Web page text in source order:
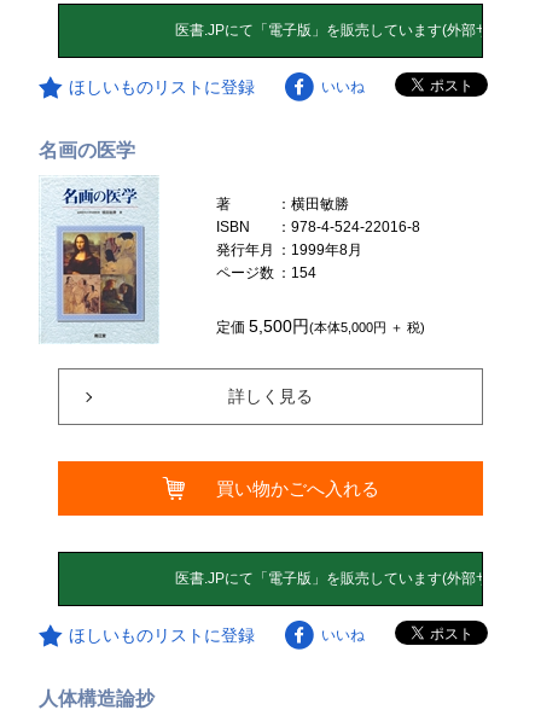
ほしいものリストに登録 いいね
名画の医学
著
：横田敏勝
ISBN
：978-4-524-22016-8
発行年月
：1999年8月
ページ数 ：154
定価5,500円(本体5,000円 ＋ 税)
詳しく見る
買い物かごへ入れる
ほしいものリストに登録 いいね
人体構造論抄